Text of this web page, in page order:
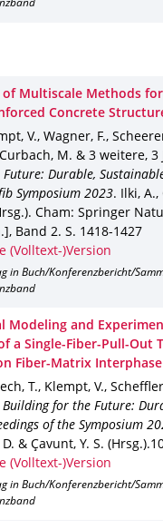
of Multiscale Methods
Concrete
V., Wagner, F.,
M. & 3 weitere, 3
Durable,
Symposium 2023.
Ilki,
Cham: Springer
, Band 2. S. 1418-1427
(Volltext-)Version
in Buch/Konferenzbericht/
Modeling and
a Single-Fiber-Pull-Out
Fiber-Matrix Interphase
T., Klempt, V.,
Building for the Future:
of the Symposium
D. & Çavunt, Y. S. (Hrsg.).
(Volltext-)Version
in Buch/Konferenzbericht/